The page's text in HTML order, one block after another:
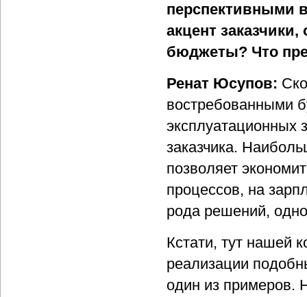
перспективными
акцент
бюджеты? Что
Ренат Юсупов:
востребованными
эксплуатационных
заказчика.
позволяет
процессов, на
рода решений,
Кстати, тут нашей
реализации
один из примеров.